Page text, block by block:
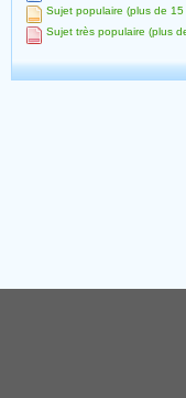
Sujet populaire (plus de 15
Sujet très populaire (plus